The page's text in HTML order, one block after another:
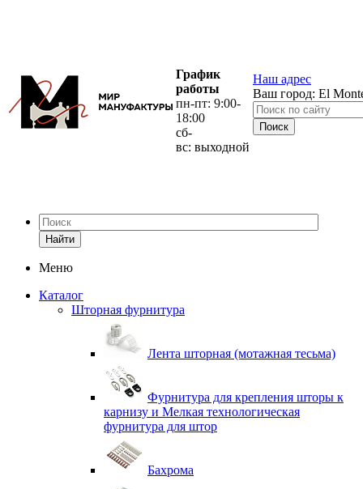
График
работы
пн-пт: 9:00-
18:00
сб-
вс: выходной
Наш адрес
Ваш город: El
Найти
Меню
Каталог
Шторная фурнитура
Лента шторная (мотажная тесьма)
Фурнитура для крепления шторы к
карнизу и Мелкая технологическая
фурнитура для штор
Бахрома